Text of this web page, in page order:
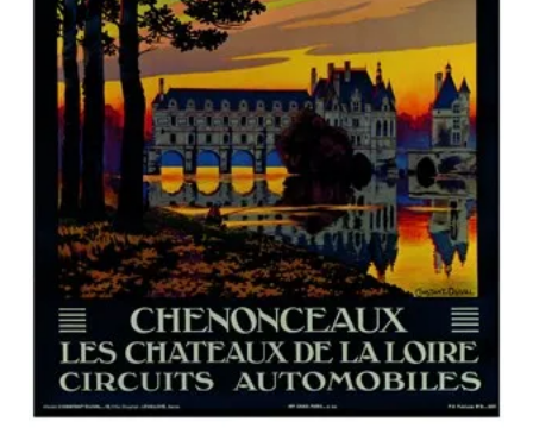
VENTE
MENTIONS
LÉGALES
POLITIQUE
CONFIDENTIALITÉ
JALONS
POUR
UNE
HISTOIRE
L'AFFICHE
PUBLICITAIRE
FRANÇAISE